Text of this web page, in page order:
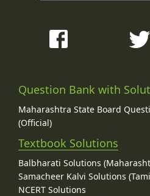
Question Bank with
Maharashtra State Board
(Official)
Textbook Solutions
Balbharati Solutions
Samacheer Kalvi Solutions
NCERT Solutions